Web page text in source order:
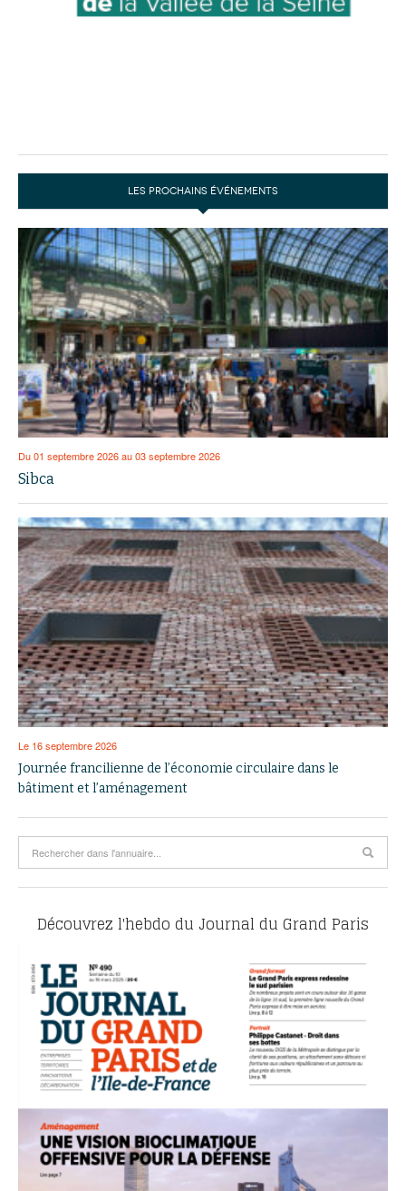
LES PROCHAINS ÉVÉNEMENTS
Du 01 septembre 2026 au 03 septembre 2026
Sibca
Le 16 septembre 2026
Journée francilienne de l’économie circulaire dans le
bâtiment et l’aménagement
Découvrez l'hebdo du Journal du Grand Paris